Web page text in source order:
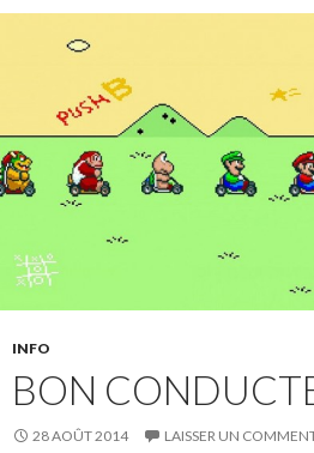
INFO
BON
28 AOÛT 2014 LAISSER UN